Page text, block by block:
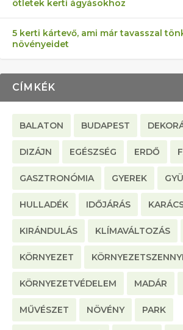
ötletek kerti ágyásokhoz
5 kerti kártevő, ami már tavasszal
növényeidet
CÍMKÉK
BALATON BUDAPEST
DIZÁJN EGÉSZSÉG ERDŐ
GASZTRONÓMIA GYEREK
HULLADÉK IDŐJÁRÁS
KIRÁNDULÁS KLÍMAVÁLTOZÁS
KÖRNYEZET
KÖRNYEZETVÉDELEM MADÁR
MŰVÉSZET NÖVÉNY PARK